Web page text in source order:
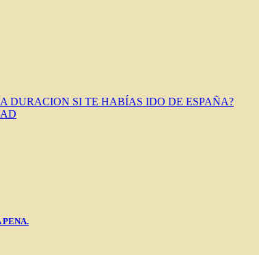
DURACION SI TE HABÍAS IDO DE ESPAÑA?
PENA.